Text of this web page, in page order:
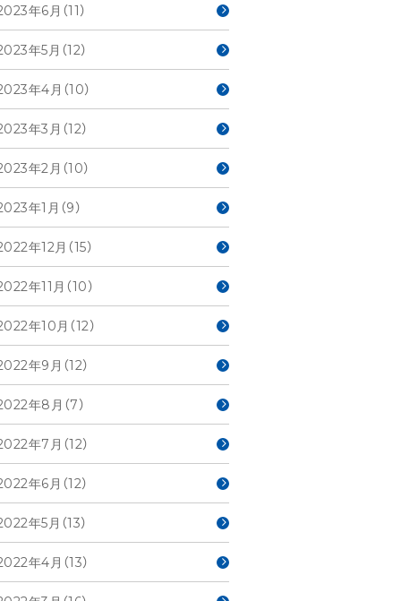
年6月（11）
年5月（12）
年4月（10）
年3月（12）
年2月（10）
年1月（9）
年12月（15）
年11月（10）
年10月（12）
年9月（12）
年8月（7）
年7月（12）
年6月（12）
年5月（13）
年4月（13）